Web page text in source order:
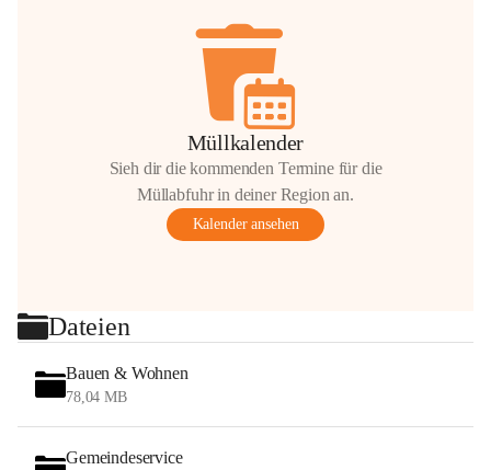
Müllkalender
Sieh dir die kommenden Termine für die
Müllabfuhr in deiner Region an.
Kalender ansehen
Dateien
Bauen & Wohnen
78,04 MB
Gemeindeservice